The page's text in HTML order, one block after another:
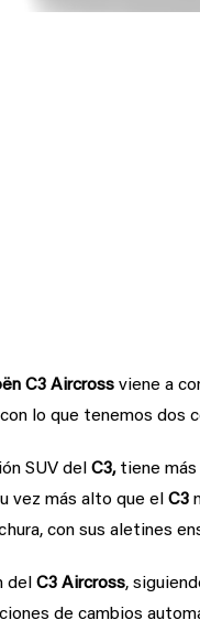
C3 Aircross viene a
con lo que tenemos dos
SUV del C3,tiene más
vez más alto que el C3
con sus aletines
del C3 Aircross,
de cambios